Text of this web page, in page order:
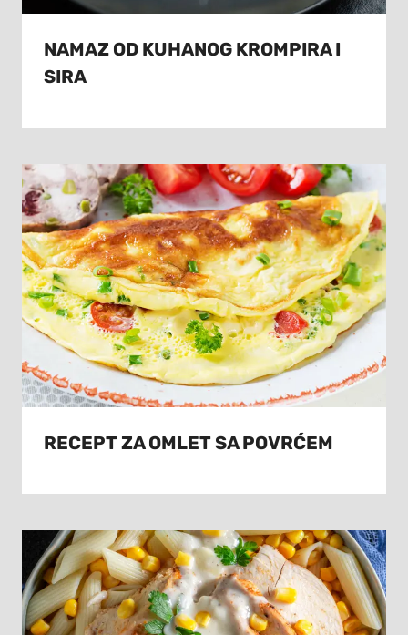
NAMAZ OD KUHANOG KROMPIRA I
SIRA
RECEPT ZA OMLET SA POVRĆEM